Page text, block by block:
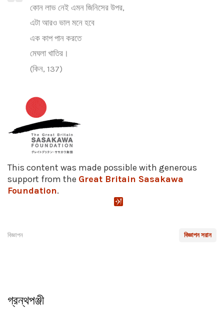
কোন লাভ নেই এমন জিনিসের উপর,
এটা আরও ভাল মনে হবে
এক কাপ পান করতে
মেঘলা খাতির।
(কিন, 137)
This content was made possible with generous
support from the Great Britain Sasakawa
Foundation.
বিজ্ঞাপন সরান
বিজ্ঞাপন
গ্রন্থপঞ্জী